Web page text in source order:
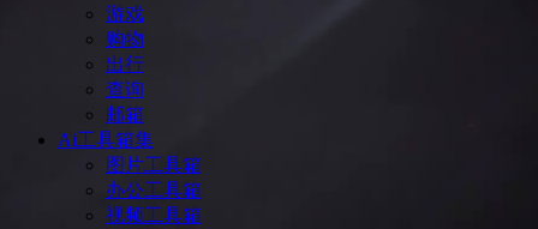
游戏
购物
出行
查询
邮箱
Ai工具箱集
图片工具箱
办公工具箱
视频工具箱